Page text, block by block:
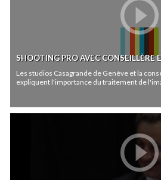
SHOOTING PRO AVEC CONSEILLÈRE
Les studios Casagrande de Genève et la
expliquent l'importance du traitement de